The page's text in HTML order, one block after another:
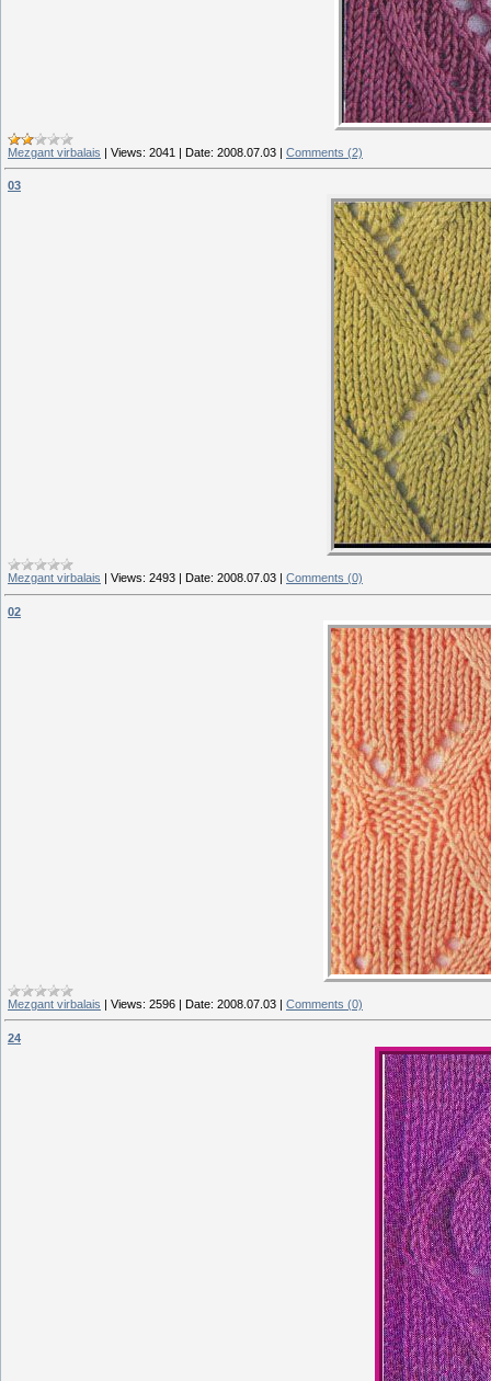
Mezgant virbalais | Views: 2041 | Date: 2008.07.03 | Comments (2)
03
Mezgant virbalais Views: 2493 Date: 2008.07.03 Comments (0)
02
Mezgant virbalais | Views: 2596 | Date: 2008.07.03 | Comments (0)
24